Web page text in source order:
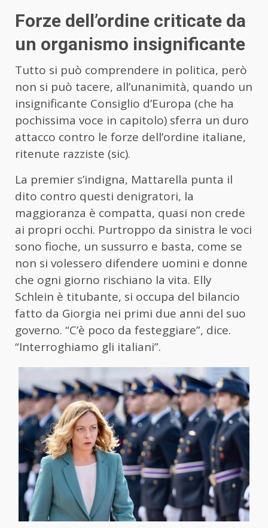
Forze dell’ordine criticate da
un organismo insignificante
Tutto si può comprendere in politica, però
non si può tacere, all’unanimità, quando un
insignificante Consiglio d’Europa (che ha
pochissima voce in capitolo) sferra un duro
attacco contro le forze dell’ordine italiane,
ritenute razziste (sic).
La premier s’indigna, Mattarella punta il
dito contro questi denigratori, la
maggioranza è compatta, quasi non crede
ai propri occhi. Purtroppo da sinistra le voci
sono fioche, un sussurro e basta, come se
non si volessero difendere uomini e donne
che ogni giorno rischiano la vita. Elly
Schlein è titubante, si occupa del bilancio
fatto da Giorgia nei primi due anni del suo
governo. “C’è poco da festeggiare”, dice.
“Interroghiamo gli italiani”.